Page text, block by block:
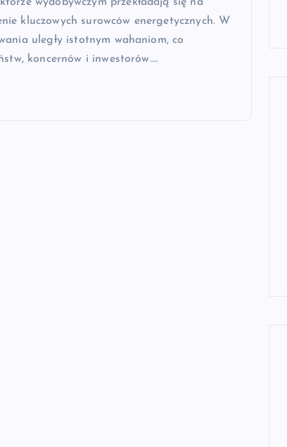
kluczowych surowców energetycznych. W
uległy istotnym wahaniom, co
koncernów i inwestorów.…